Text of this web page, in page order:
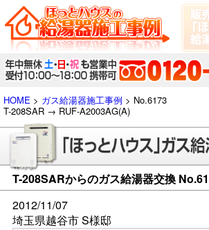
HOME > ガス給湯器施工事例 > No.6173
T-208SAR → RUF-A2003AG(A)
T-208SARからのガス給湯器交換
2012/11/07
埼玉県越谷市 S様邸